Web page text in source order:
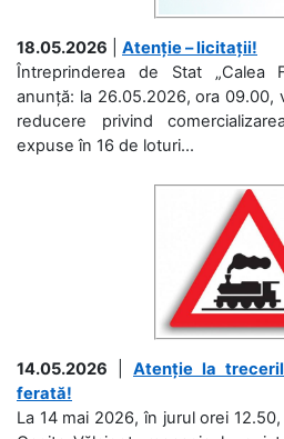
18.05.2026
Atenție – licitații!
Întreprinderea de Stat „Calea
anunță: la 26.05.2026, ora 09.00,
reducere privind
expuse în 16 de loturi...
14.05.2026
Atenție la
ferată!
La 14 mai 2026, în jurul orei